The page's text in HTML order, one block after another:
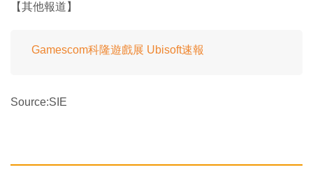
【其他報道】
Gamescom科隆遊戲展 Ubisoft速報
Source:SIE